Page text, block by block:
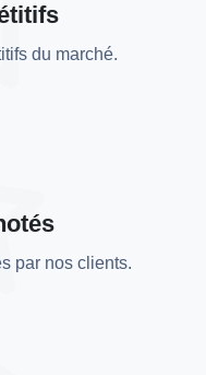
du marché.
par nos clients.